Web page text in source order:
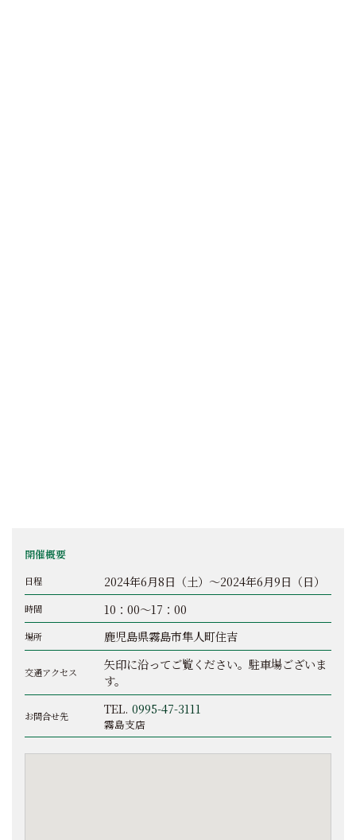
開催概要
日程 2024年6月8日（土）～2024年6月9日（日）
時間 10：00～17：00
場所 鹿児島県霧島市隼人町住吉
交通アクセス
矢印に沿ってご覧ください。駐車場ございま
す。
お問合せ先 TEL. 0995-47-3111
霧島支店